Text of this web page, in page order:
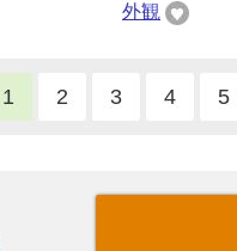
外観
1 2 3 4 5